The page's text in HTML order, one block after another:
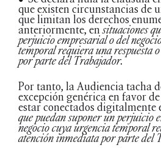
que existen circunstancias de
que limitan los derechos
anteriormente, ensituaciones
perjuicio empresarial o del
temporal requiera una respuesta
por parte del Trabajador.
Por tanto, la Audiencia tacha
excepción genérica en favor
estar conectados digitalmente
que puedan suponer un perjuicio
negocio cuya urgencia temporal
atención inmediata por parte del